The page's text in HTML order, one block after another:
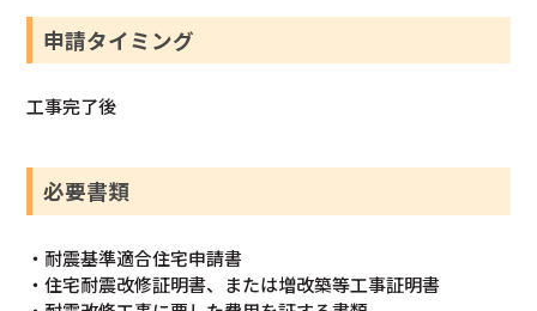
申請タイミング
工事完了後
必要書類
・耐震基準適合住宅申請書
・住宅耐震改修証明書、または増改築等工事証明書